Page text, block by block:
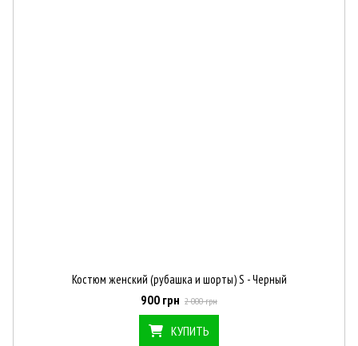
Костюм женский (рубашка и шорты) S - Черный
900 грн 2 000 грн
КУПИТЬ